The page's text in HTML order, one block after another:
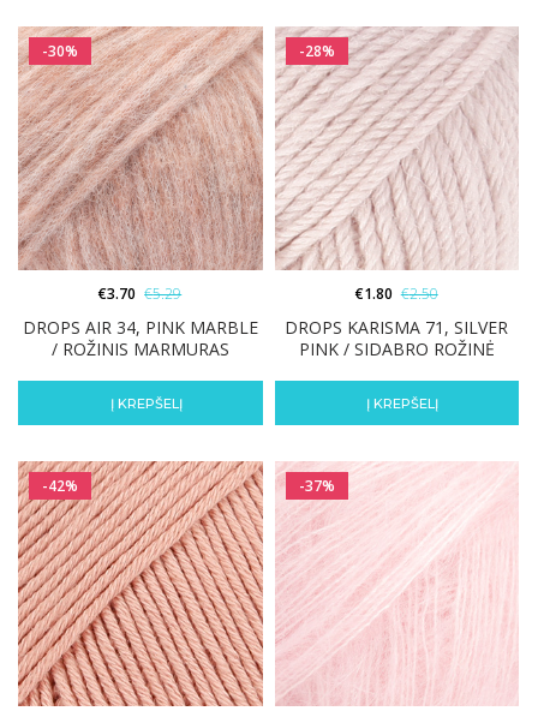
-30%
DROPS AIR 34, PINK MARBLE
/ ROŽINIS MARMURAS
€3.70 €5.29
Į KREPŠELĮ
-28%
DROPS KARISMA 71, SILVER
PINK / SIDABRO ROŽINĖ
€1.80 €2.50
Į KREPŠELĮ
-42% -37%